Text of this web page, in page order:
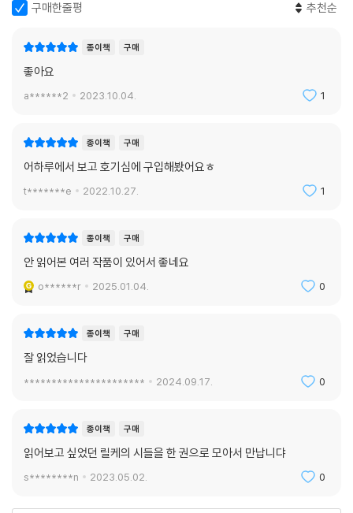
구매한줄평 추천순
종이책 구매
좋아요
a******2 2023.10.04. 1
종이책 구매
어하루에서 보고 호기심에 구입해봤어요ㅎ
t*******e 2022.10.27. 1
종이책 구매
안 읽어본 여러 작품이 있어서 좋네요
o******r 2025.01.04. 0
종이책 구매
잘 읽었습니다
********************** 2024.09.17. 0
종이책 구매
읽어보고 싶었던 릴케의 시들을 한 권으로 모아서 만납니댜
s********n 2023.05.02. 0